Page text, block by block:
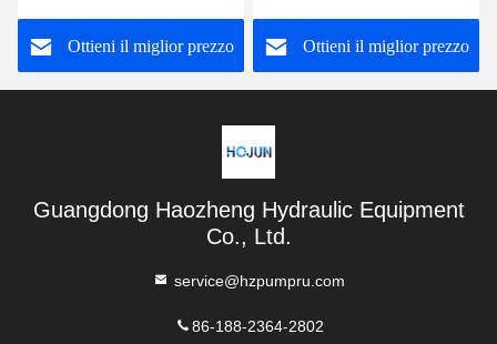
65 33 38
Ottieni il miglior prezzo
pompe idrauliche
Ottieni il miglior prezzo
Guangdong Haozheng Hydraulic Equipment
Co., Ltd.
service@hzpumpru.com
86-188-2364-2802